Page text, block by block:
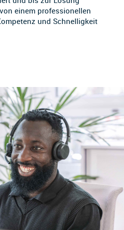
einem professionellen
und Schnelligkeit